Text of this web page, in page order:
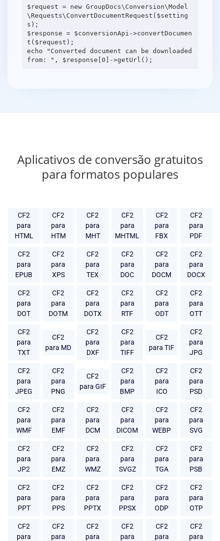
$request = new GroupDocs\Conversion\Model
\Requests\ConvertDocumentRequest($setting
s);
$response = $conversionApi->convertDocumen
t($request);
echo "Converted document can be downloaded
Aplicativos de conversão gratuitos
para formatos populares
CF2
para
HTML
CF2
para
HTM
CF2
para
MHT
CF2
para
MHTML
CF2
para
FBX
CF2
para
PDF
CF2
para
EPUB
CF2
para
XPS
CF2
para
TEX
CF2
para
DOC
CF2
para
DOCM
CF2
para
DOCX
CF2
para
DOT
CF2
para
DOTM
CF2
para
DOTX
CF2
para
RTF
CF2
para
ODT
CF2
para
OTT
CF2
para
TXT
CF2
para MD
CF2
para
DXF
CF2
para
TIFF
CF2
para TIF
CF2
para
JPG
CF2
para
JPEG
CF2
para
PNG
CF2
para GIF
CF2
para
BMP
CF2
para
ICO
CF2
para
PSD
CF2
para
WMF
CF2
para
EMF
CF2
para
DCM
CF2
para
DICOM
CF2
para
WEBP
CF2
para
SVG
CF2
para
JP2
CF2
para
EMZ
CF2
para
WMZ
CF2
para
SVGZ
CF2
para
TGA
CF2
para
PSB
CF2
para
PPT
CF2
para
PPS
CF2
para
PPTX
CF2
para
PPSX
CF2
para
ODP
CF2
para
OTP
CF2
para
CF2
para
CF2
para
CF2
para
CF2
para
CF2
para